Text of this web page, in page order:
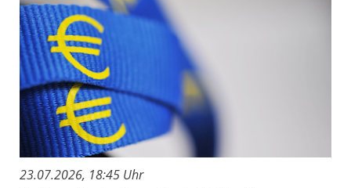
23.07.2026, 18:45 Uhr